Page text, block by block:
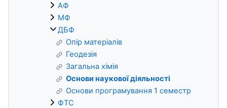
АФ
МФ
ДБФ
Опір матеріалів
Геодезія
Загальна хімія
Основи наукової діяльності
Основи програмування 1 семестр
ФТС